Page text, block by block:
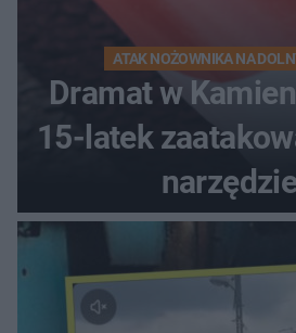
ATAK NOŻOWNIKA NA
Dramat w
15-latek